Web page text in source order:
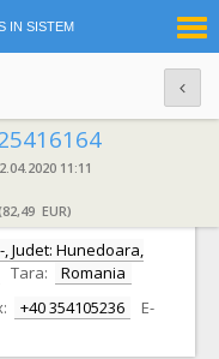
IN SISTEM
11:11
EUR)
23764546
, Judet: Hunedoara,
Tara:
Romania
+40 354105236
E-